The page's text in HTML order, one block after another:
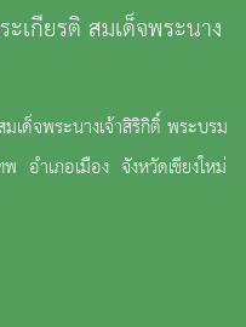
เกียรติ สมเด็จพระนาง
เด็จพระนางเจ้าสิริกิติ์ พระบรม
อำเภอเมือง จังหวัดเชียงใหม่